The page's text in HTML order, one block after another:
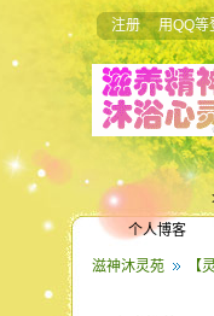
注册 用QQ等
个人博客
滋神沐灵苑 【